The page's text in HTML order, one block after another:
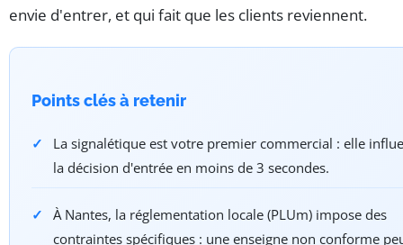
envie d'entrer, et qui fait que les clients reviennent.
Points clés à retenir
La signalétique est votre premier commercial : elle
la décision d'entrée en moins de 3 secondes.
À Nantes, la réglementation locale (PLUm) impose des
contraintes spécifiques : une enseigne non conforme